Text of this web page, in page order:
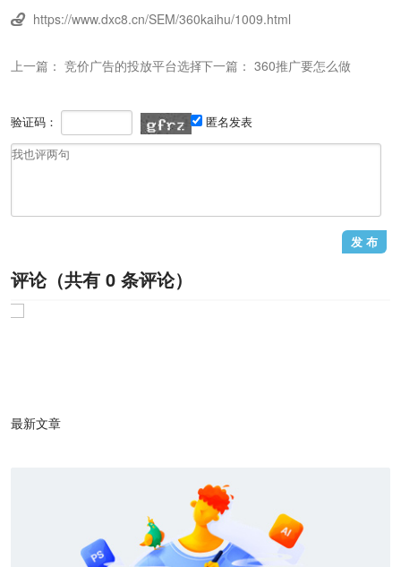
 https://www.dxc8.cn/SEM/360kaihu/1009.html
上一篇： 竞价广告的投放平台选择下一篇： 360推广要怎么做
验证码： 匿名发表
评论（共有 0 条评论）
最新文章